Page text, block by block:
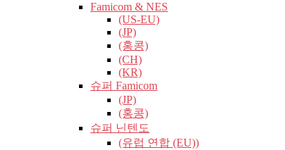
Famicom & NES
(US-EU)
(JP)
(홍콩)
(CH)
(KR)
슈퍼 Famicom
(JP)
(홍콩)
슈퍼 닌텐도
(유럽​​ 연합 (EU))